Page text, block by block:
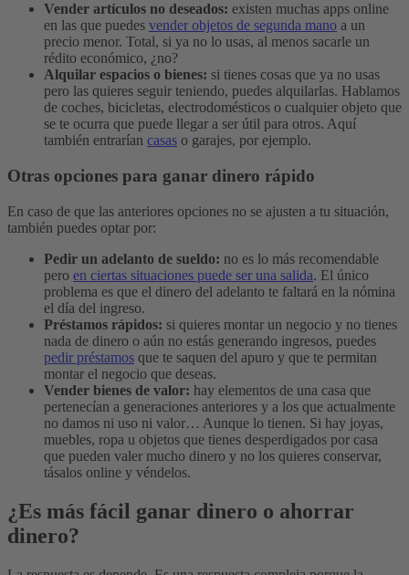
Vender artículos no deseados: existen muchas apps online
en las que puedes vender objetos de segunda mano a un
precio menor. Total, si ya no lo usas, al menos sacarle un
rédito económico, ¿no?
Alquilar espacios o bienes: si tienes cosas que ya no usas
pero las quieres seguir teniendo, puedes alquilarlas. Hablamos
de coches, bicicletas, electrodomésticos o cualquier objeto que
se te ocurra que puede llegar a ser útil para otros. Aquí
también entrarían casas o garajes, por ejemplo.
Otras opciones para ganar dinero rápido
En caso de que las anteriores opciones no se ajusten a tu situación,
también puedes optar por:
Pedir un adelanto de sueldo: no es lo más recomendable
pero en ciertas situaciones puede ser una salida. El único
problema es que el dinero del adelanto te faltará en la nómina
el día del ingreso.
Préstamos rápidos: si quieres montar un negocio y no tienes
nada de dinero o aún no estás generando ingresos, puedes
pedir préstamos que te saquen del apuro y que te permitan
montar el negocio que deseas.
Vender bienes de valor: hay elementos de una casa que
pertenecían a generaciones anteriores y a los que actualmente
no damos ni uso ni valor… Aunque lo tienen. Si hay joyas,
muebles, ropa u objetos que tienes desperdigados por casa
que pueden valer mucho dinero y no los quieres conservar,
tásalos online y véndelos.
¿Es más fácil ganar dinero o ahorrar
dinero?